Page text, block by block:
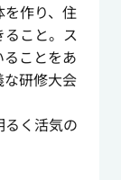
作り、住
こと。ス
ことをあ
研修大会
く活気の